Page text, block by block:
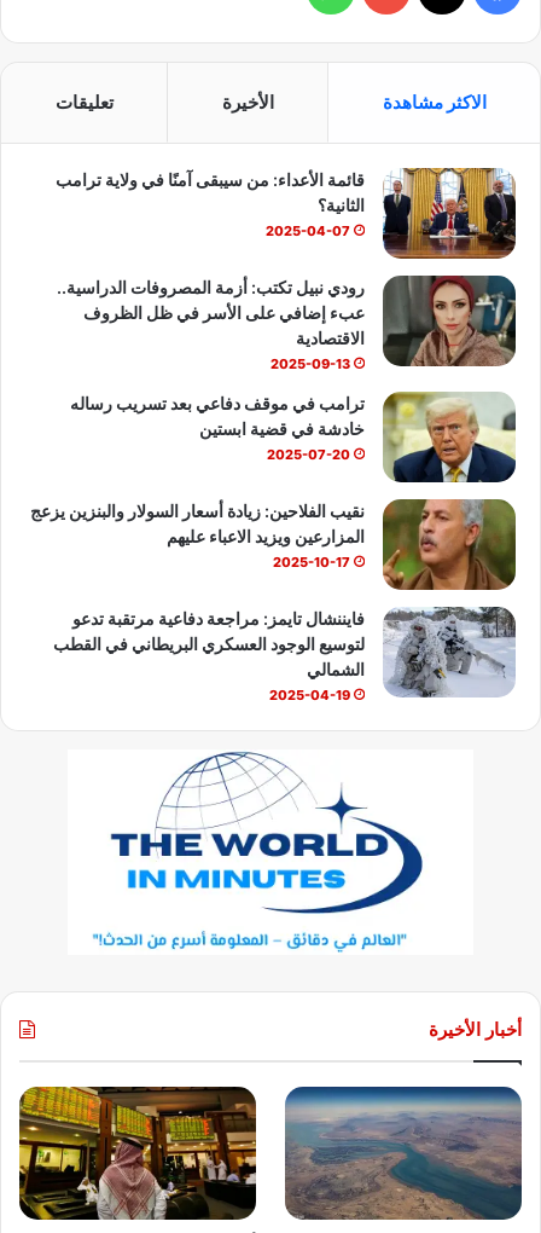
ي
و
ك
X
Y
T
u
e
ا
ا
ب
الاكثر مشاهدة الأخيرة تعليقات
قائمة الأعداء: من سيبقى آمنًا في ولاية ترامب
الثانية؟
2025-04-07
رودي نبيل تكتب: أزمة المصروفات الدراسية..
عبء إضافي على الأسر في ظل الظروف
الاقتصادية
2025-09-13
ترامب في موقف دفاعي بعد تسريب رساله
خادشة في قضية ابستين
2025-07-20
نقيب الفلاحين: زيادة أسعار السولار والبنزين يزعج
المزارعين ويزيد الاعباء عليهم
2025-10-17
فايننشال تايمز: مراجعة دفاعية مرتقبة تدعو
لتوسيع الوجود العسكري البريطاني في القطب
الشمالي
2025-04-19
أخبار الأخيرة